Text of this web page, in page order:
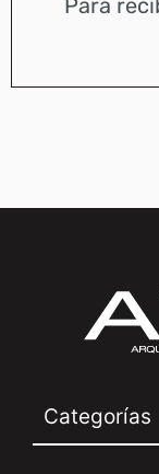
Categorías